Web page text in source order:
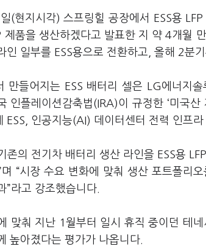
(현지시각) 스프링힐 공장에서 ESS용
제품을 생산하겠다고 발표한 지 약 4개월
인 일부를 ESS용으로 전환하고, 올해 2분
만들어지는 ESS 배터리 셀은 LG에너지
인플레이션감축법(IRA)이 규정한 ‘미국
ESS, 인공지능(AI) 데이터센터 전력 인프
존의 전기차 배터리 생산 라인을 ESS용
“시장 수요 변화에 맞춰 생산 포트폴리
”라고 강조했습니다.
맞춰 지난 1월부터 일시 휴직 중이던 테
높아졌다는 평가가 나옵니다.